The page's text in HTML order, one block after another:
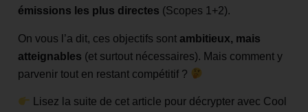
émissions les plus directes (Scopes 1+2).
On vous l’a dit, ces objectifs sont ambitieux, mais
atteignables (et surtout nécessaires). Mais comment y
parvenir tout en restant compétitif ?
Lisez la suite de cet article pour décrypter avec Cool